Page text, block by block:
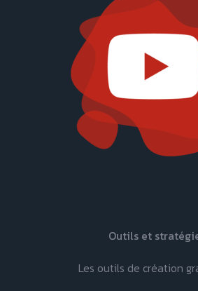
Outils et
Les outils de création